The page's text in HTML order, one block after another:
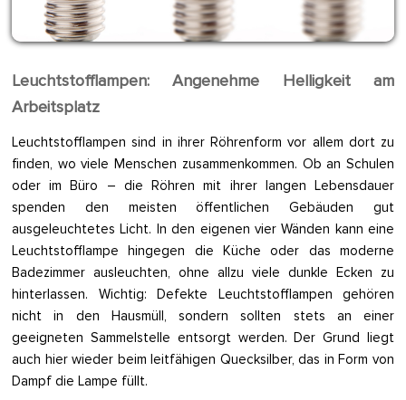
Leuchtstofflampen: Angenehme Helligkeit am
Arbeitsplatz
Leuchtstofflampen sind in ihrer Röhrenform vor allem dort zu
finden, wo viele Menschen zusammenkommen. Ob an Schulen
oder im Büro – die Röhren mit ihrer langen Lebensdauer
spenden den meisten öffentlichen Gebäuden gut
ausgeleuchtetes Licht. In den eigenen vier Wänden kann eine
Leuchtstofflampe hingegen die Küche oder das moderne
Badezimmer ausleuchten, ohne allzu viele dunkle Ecken zu
hinterlassen. Wichtig: Defekte Leuchtstofflampen gehören
nicht in den Hausmüll, sondern sollten stets an einer
geeigneten Sammelstelle entsorgt werden. Der Grund liegt
auch hier wieder beim leitfähigen Quecksilber, das in Form von
Dampf die Lampe füllt.